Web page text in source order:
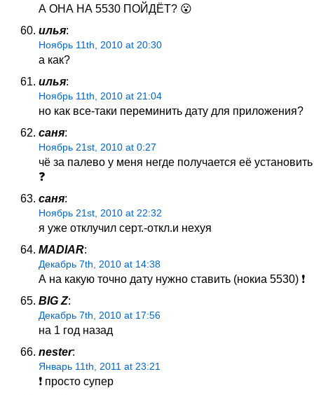
А ОНА НА 5530 ПОЙДЁТ? 😮
илья:
Ноябрь 11th, 2010 at 20:30
а как?
илья:
Ноябрь 11th, 2010 at 21:04
но как все-таки переминить дату для приложения?
саня:
Ноябрь 21st, 2010 at 0:27
чё за палево у меня негде получается её установить
❓
саня:
Ноябрь 21st, 2010 at 22:32
я уже отклучил серт.-откл.и нехуя
MADIAR:
Декабрь 7th, 2010 at 14:38
А на какую точно дату нужно ставить (нокиа 5530) ❗
BIG Z:
Декабрь 7th, 2010 at 17:56
на 1 год назад
nester:
Январь 11th, 2011 at 23:21
❗ просто супер